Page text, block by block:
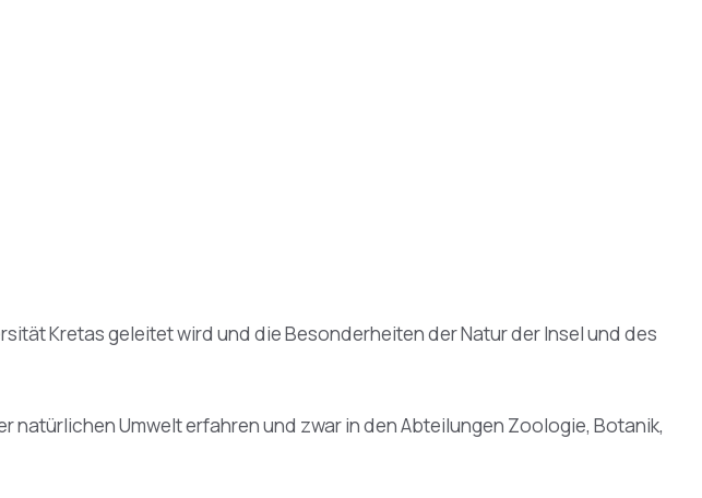
Kretas geleitet wird und die Besonderheiten der Natur der Insel und des
natürlichen Umwelt erfahren und zwar in den Abteilungen Zoologie, Botanik,